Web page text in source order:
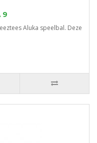
9
Aluka speelbal. Deze